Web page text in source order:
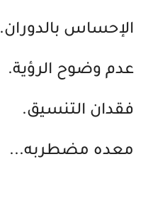
الإحساس بالدوران.
عدم وضوح الرؤية.
فقدان التنسيق.
معده مضطربه...